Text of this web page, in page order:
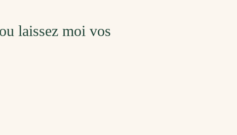
ou laissez moi vos